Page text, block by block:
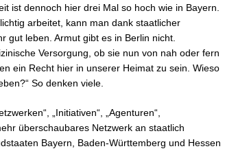
ist dennoch hier drei Mal so hoch wie in Bayern.
arbeitet, kann man dank staatlicher
gut leben. Armut gibt es in Berlin nicht.
Versorgung, ob sie nun von nah oder fern
ein Recht hier in unserer Heimat zu sein. Wieso
So denken viele.
„Initiativen“, „Agenturen“,
überschaubares Netzwerk an staatlich
Bayern, Baden-Württemberg und Hessen